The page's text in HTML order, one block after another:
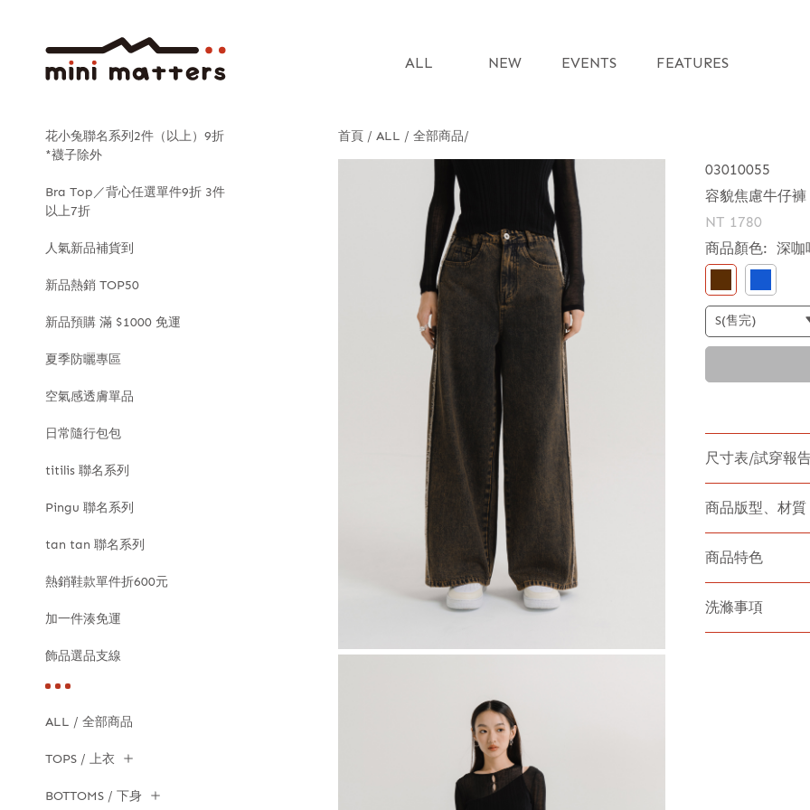
ALL NEW EVENTS FEATURES
花小兔聯名系列2件（以上）9折
*襪子除外
Bra Top／背心任選單件9折 3件
以上7折
人氣新品補貨到
新品熱銷 TOP50
新品預購 滿 $1000 免運
夏季防曬專區
空氣感透膚單品
日常隨行包包
titilis 聯名系列
Pingu 聯名系列
tan tan 聯名系列
熱銷鞋款單件折600元
加一件湊免運
飾品選品支線
ALL / 全部商品
TOPS / 上衣
BOTTOMS / 下身
首頁 ALL / 全部商品
03010055
容貌焦慮牛仔褲
NT 1780
商品顏色: 深咖
尺寸表/試穿報
商品版型、材質
商品特色
洗滌事項